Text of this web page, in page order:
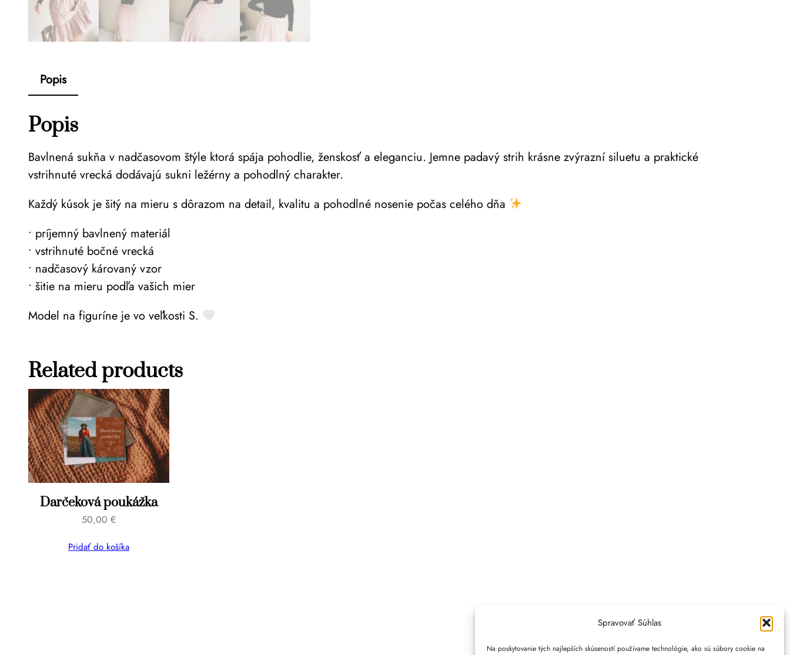
Spravovať Súhlas
Na poskytovanie tých najlepších skúseností používame technológie, ako sú súbory cookie na
Popis
Popis
Bavlnená sukňa v nadčasovom štýle ktorá spája pohodlie, ženskosť a eleganciu. Jemne padavý strih krásne zvýrazní siluetu a praktické
vstrihnuté vrecká dodávajú sukni ležérny a pohodlný charakter.
Každý kúsok je šitý na mieru s dôrazom na detail, kvalitu a pohodlné nosenie počas celého dňa
• príjemný bavlnený materiál
• vstrihnuté bočné vrecká
• nadčasový károvaný vzor
• šitie na mieru podľa vašich mier
Model na figuríne je vo veľkosti S.
Related products
Darčeková poukážka
50,00 €
Pridať do košíka